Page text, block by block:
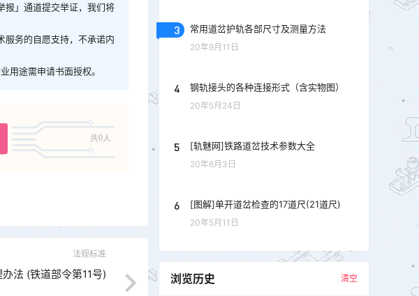
报」通道提交举证，我们将
服务的自愿支持，不承诺内
用途需申请书面授权。
共0人
法规标准
法 (铁道部令第11号)
3 常用道岔护轨各部尺寸及测量方法
20年9月11日
4 钢轨接头的各种连接形式（含实物图）
20年5月24日
5 [轨魅网]铁路道岔技术参数大全
20年6月3日
6 [图解]单开道岔检查的17道尺(21道尺)
20年5月11日
浏览历史 清空